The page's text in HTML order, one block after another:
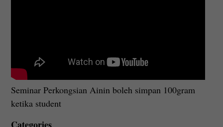
Seminar Perkongsian Ainin boleh simpan 100gram
ketika student
Categories